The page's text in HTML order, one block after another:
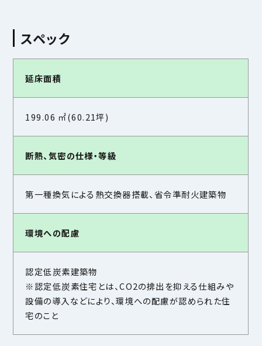
スペック
延床面積
199.06 ㎡(60.21坪)
断熱、気密の仕様・等級
第一種換気による熱交換器搭載、省令準耐火建築物
環境への配慮
認定低炭素建築物
※認定低炭素住宅とは、CO2の排出を抑える仕組みや
設備の導入などにより、環境への配慮が認められた住
宅のこと